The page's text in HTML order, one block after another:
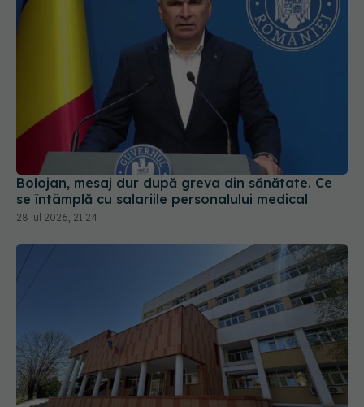
Bolojan, mesaj dur după greva din sănătate. Ce
se întâmplă cu salariile personalului medical
28 iul 2026, 21:24
Pană majoră de curent afectează activitatea
Spitalului Județean, la Sibiu
31 iul 2026, 17:31